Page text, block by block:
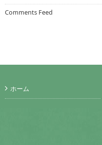
Comments Feed
ホーム